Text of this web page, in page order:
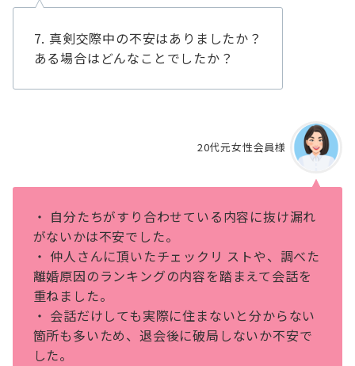
7. 真剣交際中の不安はありましたか？
ある場合はどんなことでしたか？
20代元女性会員様
・ ⾃分たちがすり合わせている内容に抜け漏れ
がないかは不安でした。
・ 仲人さんに頂いたチェックリ ストや、調べた
離婚原因のランキングの内容を踏まえて会話を
重ねました。
・ 会話だけしても実際に住まないと分からない
箇所も多いため、退会後に破局しないか不安で
した。